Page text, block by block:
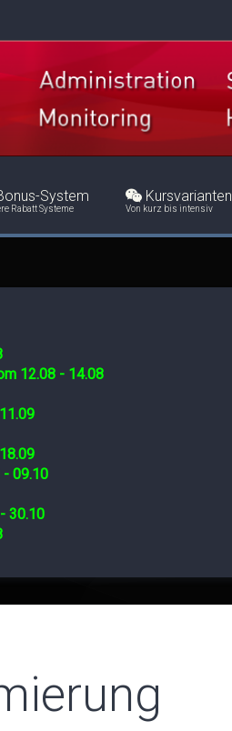
System
Rabatt Systeme
Kursvarianten
Von kurz bis intensiv
12.08 - 14.08
- 09.10
30.10